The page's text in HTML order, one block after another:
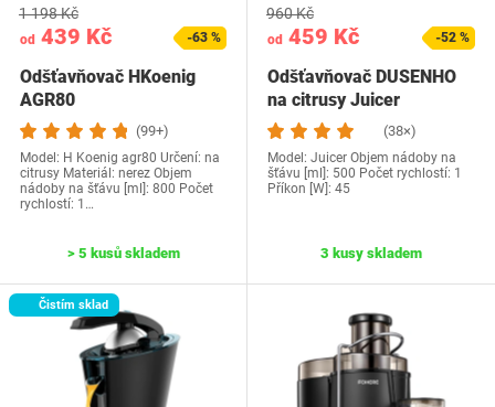
od 439 Kč
1 198 Kč
-63 %
Odšťavňovač HKoenig
AGR80
(99+)
Model: H Koenig agr80 Určení: na
citrusy Materiál: nerez Objem
nádoby na šťávu [ml]: 800 Počet
rychlostí: 1…
> 5 kusů skladem
od 459 Kč
960 Kč
-52 %
Odšťavňovač DUSENHO
na citrusy Juicer
(38×)
Model: Juicer Objem nádoby na
šťávu [ml]: 500 Počet rychlostí: 1
Příkon [W]: 45
3 kusy skladem
Čistím sklad